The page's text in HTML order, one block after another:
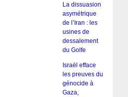
La dissuasion
asymétrique
de l’Iran : les
usines de
dessalement
du Golfe
Israël efface
les preuves du
génocide à
Gaza,